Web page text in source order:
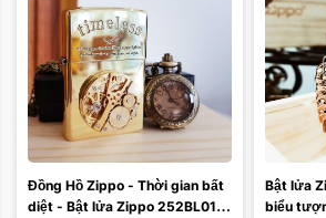
Đồng Hồ Zippo - Thời gian bất
diệt - Bật lửa Zippo 252BL011
Bật lửa
biểu